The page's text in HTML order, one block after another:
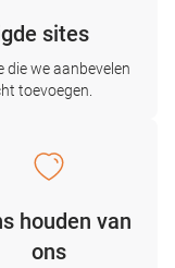
sites
die we aanbevelen
toevoegen.
houden van
ons